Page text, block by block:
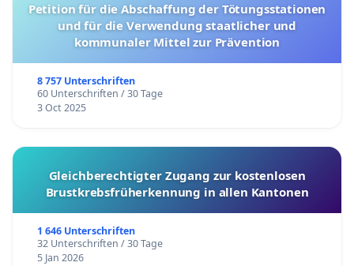
Petition für die Abschaffung der Tötungsstationen
und für die Verwendung staatlicher und
kommunaler Mittel zur Prävention
8 757 Unterschriften
60 Unterschriften / 30 Tage
3 Oct 2025
Gleichberechtigter Zugang zur kostenlosen
Brustkrebsfrüherkennung in allen Kantonen
1 646 Unterschriften
32 Unterschriften / 30 Tage
5 Jan 2026